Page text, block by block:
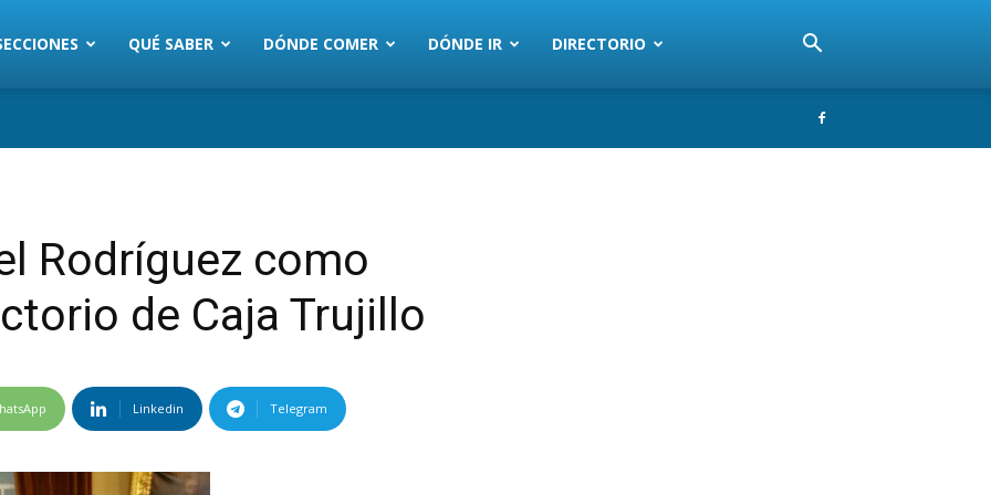
QUÉ SABER DÓNDE COMER DÓNDE IR DIRECTORIO
Rodríguez como
de Caja Trujillo
Linkedin Telegram